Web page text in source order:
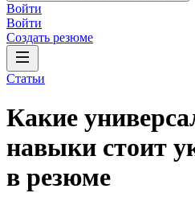
Войти
Войти
Создать резюме
Статьи
Какие
навыки стоит
в резюме